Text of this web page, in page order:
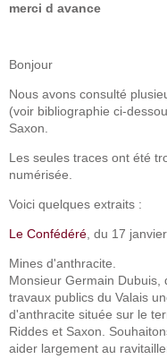
merci d avance
Bonjour
Nous avons consulté
(voir bibliographie ci-
Saxon.
Les seules traces ont été
numérisée.
Voici quelques extraits :
Le Confédéré , du 17
Mines d'anthracite.
Monsieur Germain Dubuis,
travaux publics du Valais
d'anthracite située sur le
Riddes et Saxon.
aider largement au